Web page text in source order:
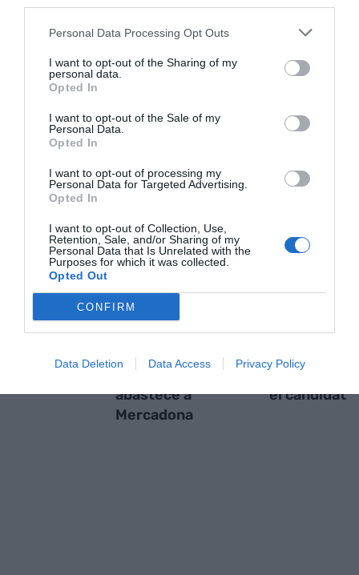
Personal Data Processing Opt Outs
I want to opt-out of the Sharing of my
personal data.
Opted In
I want to opt-out of the Sale of my
Personal Data.
Opted In
I want to opt-out of processing my
Personal Data for Targeted Advertising.
Opted In
I want to opt-out of Collection, Use,
Retention, Sale, and/or Sharing of my
Personal Data that Is Unrelated with the
Purposes for which it was collected.
Opted Out
CONFIRM
Data Deletion Data Access Privacy Policy
RELACIONADAS
La bolsa de rafia de
Mercadona, símbolo
Làctia
Agroalimentària, la
leche de ganaderos
catalanes que
abastece a
Mercadona
nuevo
intuitivo y
el candidato